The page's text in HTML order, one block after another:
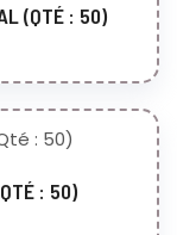
(QTÉ : 50)
: 50)